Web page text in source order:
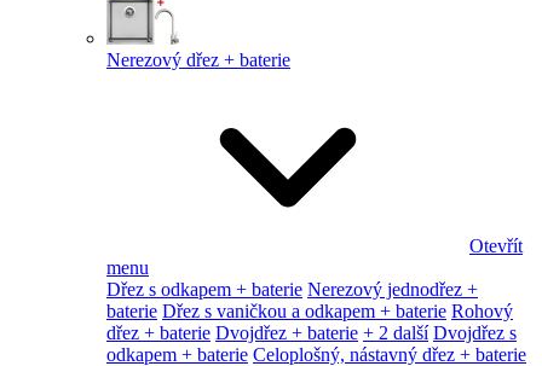
Nerezový dřez + baterie
Otevřít
menu
Dřez s odkapem + baterie Nerezový jednodřez +
baterie Dřez s vaničkou a odkapem + baterie Rohový
dřez + baterie Dvojdřez + baterie + 2 další Dvojdřez s
odkapem + baterie Celoplošný, nástavný dřez + baterie